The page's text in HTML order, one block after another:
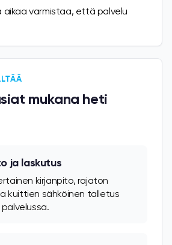
aikaa varmistaa, että palvelu
mukana heti
ja laskutus
kirjanpito, rajaton
kuittien sähköinen talletus